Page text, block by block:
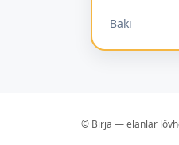
Bakı
© Birja — elanlar